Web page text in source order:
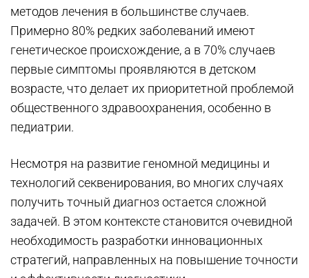
методов лечения в большинстве случаев.
Примерно 80% редких заболеваний имеют
генетическое происхождение, а в 70% случаев
первые симптомы проявляются в детском
возрасте, что делает их приоритетной проблемой
общественного здравоохранения, особенно в
педиатрии.
Несмотря на развитие геномной медицины и
технологий секвенирования, во многих случаях
получить точный диагноз остается сложной
задачей. В этом контексте становится очевидной
необходимость разработки инновационных
стратегий, направленных на повышение точности